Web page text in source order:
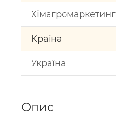
Хімагромаркетинг
Країна
Україна
Опис